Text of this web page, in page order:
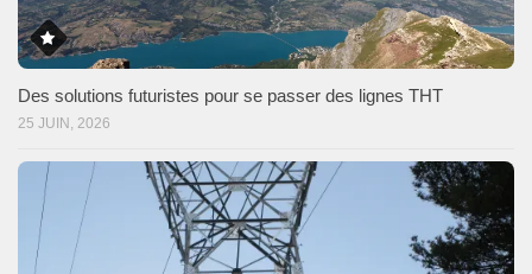
Des solutions futuristes pour se passer des lignes THT
25 JUIN, 2026